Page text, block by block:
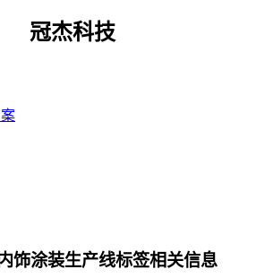
冠杰科技
饰涂装生产线标签相关信息